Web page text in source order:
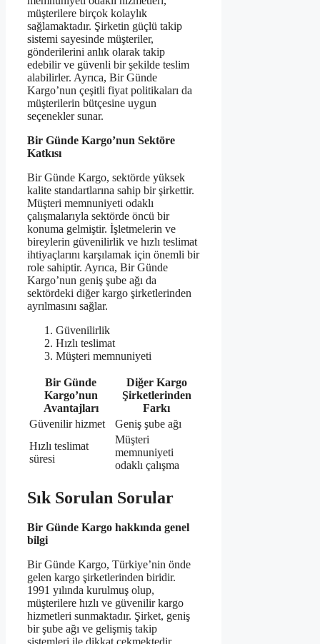
müşterilere birçok kolaylık
sağlamaktadır. Şirketin güçlü takip
sistemi sayesinde müşteriler,
gönderilerini anlık olarak takip
edebilir ve güvenli bir şekilde teslim
alabilirler. Ayrıca, Bir Günde
Kargo’nun çeşitli fiyat politikaları da
müşterilerin bütçesine uygun
seçenekler sunar.
Bir Günde Kargo’nun Sektöre
Katkısı
Bir Günde Kargo, sektörde yüksek
kalite standartlarına sahip bir şirkettir.
Müşteri memnuniyeti odaklı
çalışmalarıyla sektörde öncü bir
konuma gelmiştir. İşletmelerin ve
bireylerin güvenilirlik ve hızlı teslimat
ihtiyaçlarını karşılamak için önemli bir
role sahiptir. Ayrıca, Bir Günde
Kargo’nun geniş şube ağı da
sektördeki diğer kargo şirketlerinden
ayrılmasını sağlar.
Güvenilirlik
Hızlı teslimat
Müşteri memnuniyeti
Bir Günde
Kargo’nun
Avantajları
Diğer Kargo
Şirketlerinden
Farkı
Güvenilir hizmet
Geniş şube ağı
Hızlı teslimat
süresi
Müşteri
memnuniyeti
odaklı çalışma
Sık Sorulan Sorular
Bir Günde Kargo hakkında genel
bilgi
Bir Günde Kargo, Türkiye’nin önde
gelen kargo şirketlerinden biridir.
1991 yılında kurulmuş olup,
müşterilere hızlı ve güvenilir kargo
hizmetleri sunmaktadır. Şirket, geniş
bir şube ağı ve gelişmiş takip